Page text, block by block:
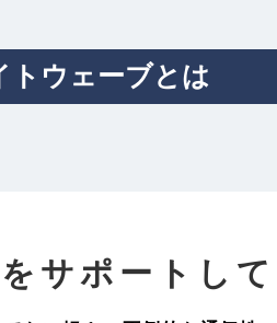
トウェーブとは
サポートし